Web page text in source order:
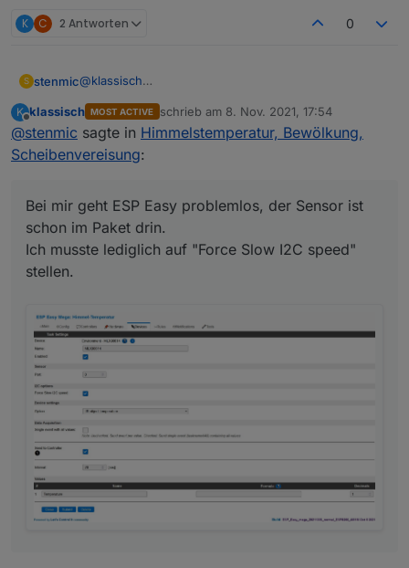
K C 2 Antworten 0
S stenmic@klassisch
Bei mir geht ESP Easy problemlos, der Sensor ist
schon im Paket drin.
Ich musste lediglich auf "Force Slow I2C speed"
Ich muss meinen Aufstellort noch optimieren. Aktuell
ist der Sensor genau gegen Himmel ausgerichtet,
doch leider verfälscht dann das Regenwasser
(welches auf dem Sensor verbleibt) die Temperatur.
Ich werde ihn jetzt doch leicht schräg anbringen,
damit es ablaufen kann.
K
Offline
klassisch MOST ACTIVE schrieb am 8. Nov. 2021, 17:54
zuletzt editiert von
@stenmic sagte in Himmelstemperatur, Bewölkung,
Scheibenvereisung:
Bei mir geht ESP Easy problemlos, der Sensor ist
schon im Paket drin.
Ich musste lediglich auf "Force Slow I2C speed"
stellen.